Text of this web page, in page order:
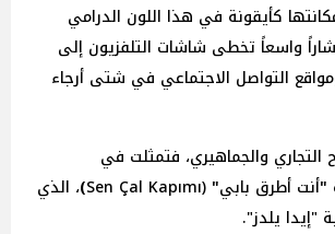
كأيقونة في هذا اللون الدرامي
واسعاً تخطى شاشات التلفزيون إلى
التواصل الاجتماعي في شتى أرجاء
التجاري والجماهيري، فتمثلت في
"أنت أطرق بابي"
(Sen Çal Kapımı
)، الذي
يلدز".